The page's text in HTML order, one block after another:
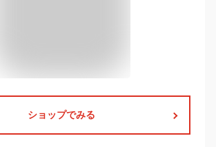
ショップでみる